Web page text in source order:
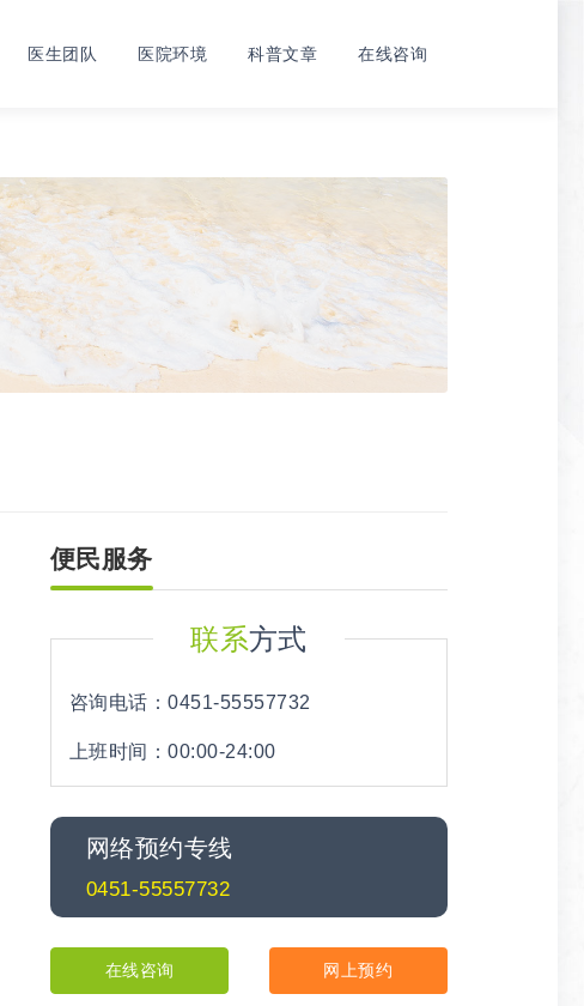
医生团队 医院环境 科普文章 在线咨询
便民服务
联系方式
咨询电话：0451-55557732
上班时间：00:00-24:00
网络预约专线
0451-55557732
在线咨询 网上预约